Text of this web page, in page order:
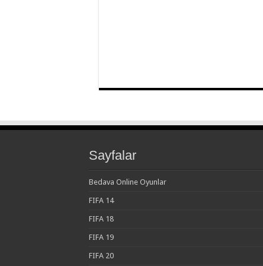
Sayfalar
Bedava Online Oyunlar
FIFA 14
FIFA 18
FIFA 19
FIFA 20